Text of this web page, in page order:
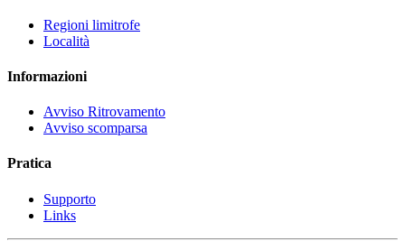
Regioni limitrofe
Località
Informazioni
Avviso Ritrovamento
Avviso scomparsa
Pratica
Supporto
Links